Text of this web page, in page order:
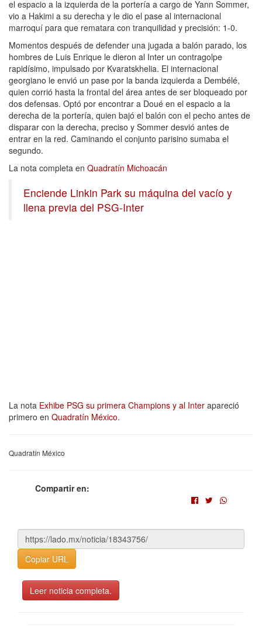
el espacio a la izquierda de la portería a cargo de Yann Sommer,
vio a Hakimi a su derecha y le dio el pase al internacional
marroquí para que rematara con tranquilidad y precisión: 1-0.
Momentos después de defender una jugada a balón parado, los
hombres de Luis Enrique le dieron al Inter un contragolpe
rapidísimo, impulsado por Kvaratskhelia. El internacional
georgiano le envió un pase por la banda izquierda a Dembélé,
quien corrió hasta la frontal del área antes de ser bloqueado por
dos defensas. Optó por encontrar a Doué en el espacio a la
derecha de la portería, quien bajó el balón con el pecho antes de
disparar con la derecha, preciso y Sommer desvió antes de
entrar en la red. Caminando el conjunto parisino sumaba el
segundo.
La nota completa en Quadratín Michoacán
Enciende Linkin Park su máquina del vacío y
llena previa del PSG-Inter
La nota Exhibe PSG su primera Champions y al Inter apareció
primero en Quadratín México.
Quadratín México
Compartir en:
Copiar URL
Leer noticia completa.